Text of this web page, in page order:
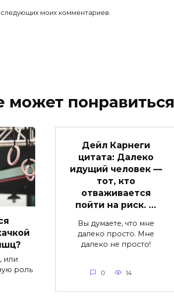
моих комментариев.
может понравиться
или
роль
Дейл Карнеги
цитата: Далеко
идущий человек —
тот, кто
отваживается
пойти на риск. …
Вы думаете, что мне
далеко просто. Мне
далеко не просто!
0 14